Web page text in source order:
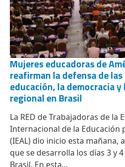
Mujeres educadoras de
reafirman la defensa de
educación, la democracia
regional en Brasil
La RED de Trabajadoras de la
Internacional de la Educación
(IEAL) dio inicio esta mañana,
que se desarrolla los días 3 y
Brasil. En esta...